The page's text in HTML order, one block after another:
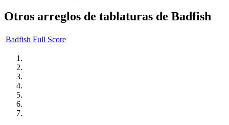
Otros arreglos de tablaturas de Badfish
Badfish Full Score